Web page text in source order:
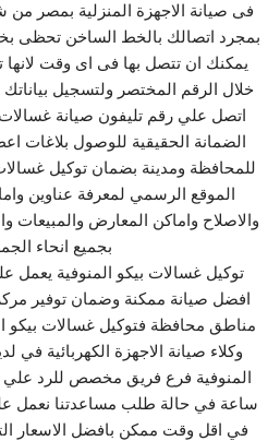
فى صيانة الاجهزة المنزلية بمصر من
بمجرد اتصالك بالخط الساخن تحظى
يمكنك ان تتصل بها فى اى وقت
خلال الرقم المختصر ولتسجيل
اتصل علي رقم تليفون صيانة غسالات
الضمانة الحقيقية للوصول بلاغات
للمحافظة ومدينة بضمان توكيل
الموقع الرسمي لمعرفة عناوين
والاصلاح واماكن المعارض والمبيعات
بجميع انحاء
توكيل غسالات بيكو المنوفية
افضل صيانة ممكنة وضمان توفير
مناطق محافظة فتوكيل غسالات بيكو
وكلاء صيانة الاجهزة الكهربائية في
ساعة في حالة طلب مساعدتنا نعمل
في اقل وقت ممكن بافضل الاسعار